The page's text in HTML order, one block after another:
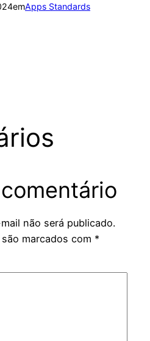
emApps Standards
não será publicado.
marcados com *